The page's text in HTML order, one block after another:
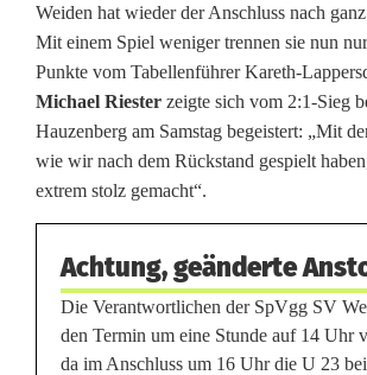
a
M
i
t
t
W
Weiden hat wieder der Anschluss nach
Mit einem Spiel weniger trennen sie nun
Punkte vom Tabellenführer Kareth-
Michael Riester zeigte sich vom 2:1-Sieg
Hauzenberg am Samstag begeistert: „Mit
wie wir nach dem Rückstand gespielt
extrem stolz gemacht“.
Achtung, geänderte
Die Verantwortlichen der SpVgg SV
den Termin um eine Stunde auf 14 Uhr
da im Anschluss um 16 Uhr die U 23